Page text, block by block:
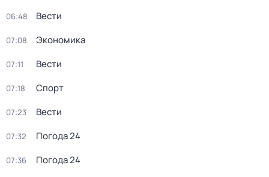
06:48 Вести
07:08 Экономика
07:11 Вести
07:18 Спорт
07:23 Вести
07:32 Погода 24
07:36 Погода 24